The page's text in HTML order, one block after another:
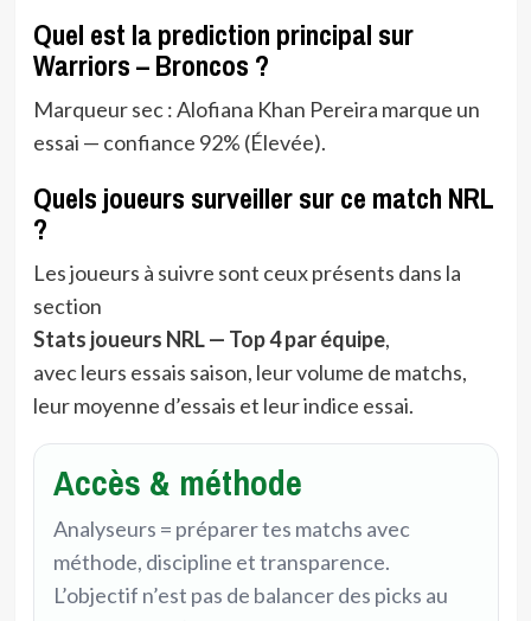
Quel est la prediction principal sur
Warriors – Broncos ?
Marqueur sec : Alofiana Khan Pereira marque un
essai — confiance 92% (Élevée).
Quels joueurs surveiller sur ce match NRL
?
Les joueurs à suivre sont ceux présents dans la
section
Stats joueurs NRL — Top 4 par équipe,
avec leurs essais saison, leur volume de matchs,
leur moyenne d’essais et leur indice essai.
Accès & méthode
Analyseurs = préparer tes matchs avec
méthode, discipline et transparence.
L’objectif n’est pas de balancer des picks au